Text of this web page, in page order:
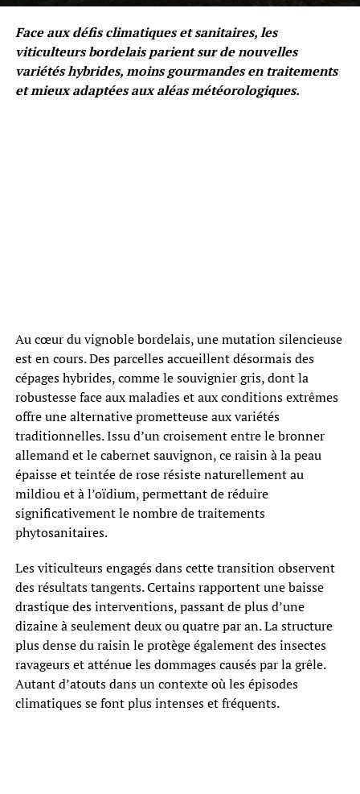
Face aux défis climatiques et sanitaires, les
viticulteurs bordelais parient sur de nouvelles
variétés hybrides, moins gourmandes en traitements
et mieux adaptées aux aléas météorologiques.
Au cœur du vignoble bordelais, une mutation silencieuse
est en cours. Des parcelles accueillent désormais des
cépages hybrides, comme le souvignier gris, dont la
robustesse face aux maladies et aux conditions extrêmes
offre une alternative prometteuse aux variétés
traditionnelles. Issu d’un croisement entre le bronner
allemand et le cabernet sauvignon, ce raisin à la peau
épaisse et teintée de rose résiste naturellement au
mildiou et à l’oïdium, permettant de réduire
significativement le nombre de traitements
phytosanitaires.
Les viticulteurs engagés dans cette transition observent
des résultats tangents. Certains rapportent une baisse
drastique des interventions, passant de plus d’une
dizaine à seulement deux ou quatre par an. La structure
plus dense du raisin le protège également des insectes
ravageurs et atténue les dommages causés par la grêle.
Autant d’atouts dans un contexte où les épisodes
climatiques se font plus intenses et fréquents.